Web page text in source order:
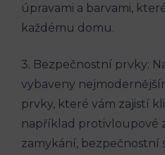
úpravami a barvami,
každému domu.
3. Bezpečnostní prvky:
vybaveny
prvky, které vám zajistí
například protivloupové
zamykání, bezpečnostní